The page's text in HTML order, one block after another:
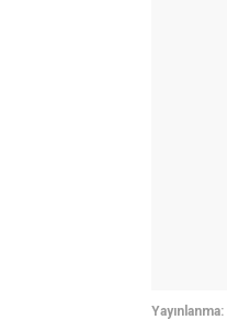
Yayınlanma: